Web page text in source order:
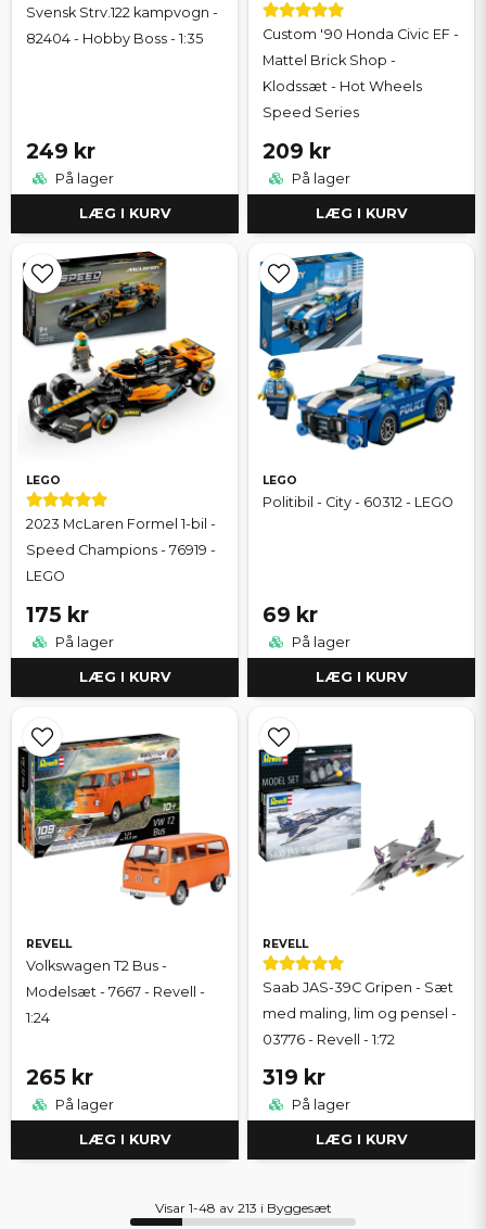
Svensk Strv.122 kampvogn -
82404 - Hobby Boss - 1:35
249 kr
På lager
LÆG I KURV
Custom '90 Honda Civic EF -
Mattel Brick Shop -
Klodssæt - Hot Wheels
Speed Series
209 kr
På lager
LÆG I KURV
LEGO
2023 McLaren Formel 1-bil -
Speed Champions - 76919 -
LEGO
175 kr
På lager
LÆG I KURV
LEGO
Politibil - City - 60312 - LEGO
69 kr
På lager
LÆG I KURV
REVELL
Volkswagen T2 Bus -
Modelsæt - 7667 - Revell -
1:24
265 kr
På lager
LÆG I KURV
REVELL
Saab JAS-39C Gripen - Sæt
med maling, lim og pensel -
03776 - Revell - 1:72
319 kr
På lager
LÆG I KURV
Visar 1-48 av 213 i Byggesæt